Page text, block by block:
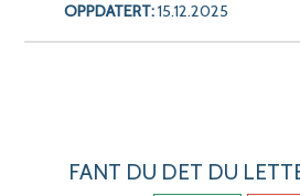
OPPDATERT:15.12.2025
FANT DU DET DU